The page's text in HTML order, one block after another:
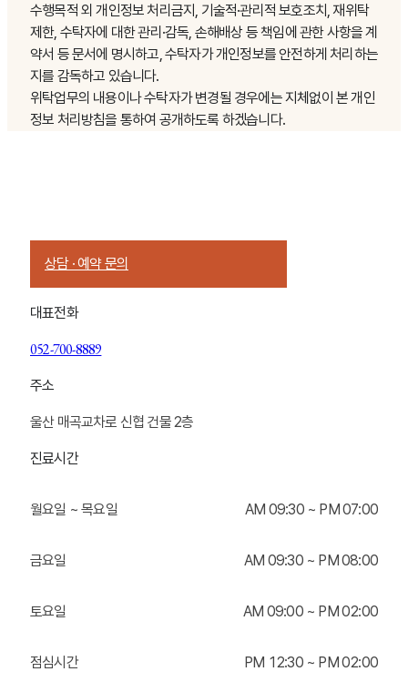
수행목적 외 개인정보 처리금지, 기술적·관리적 보호조치, 재위탁
제한, 수탁자에 대한 관리·감독, 손해배상 등 책임에 관한 사항을 계
약서 등 문서에 명시하고, 수탁자가 개인정보를 안전하게 처리하는
지를 감독하고 있습니다.
위탁업무의 내용이나 수탁자가 변경될 경우에는 지체없이 본 개인
정보 처리방침을 통하여 공개하도록 하겠습니다.
상담 · 예약 문의
대표전화
052-700-8889
주소
울산 매곡교차로 신협 건물 2층
진료시간
월요일 ~ 목요일 AM 09:30 ~ PM07:00
금요일 AM 09:30 ~ PM08:00
토요일 AM 09:00 ~ PM02:00
점심시간 PM 12:30 ~ PM02:00